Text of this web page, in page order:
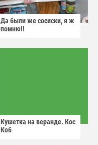
Да были же сосиски, я ж
помню!!
Кушетка на веранде. Кос
Коб